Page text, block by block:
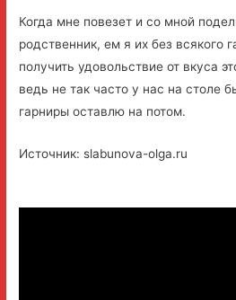
Когда мне повезет и со мной
родственник, ем я их без всякого
получить удовольствие от вкуса
ведь не так часто у нас на столе
гарниры оставлю на потом.
Источник: slabunova-olga.ru